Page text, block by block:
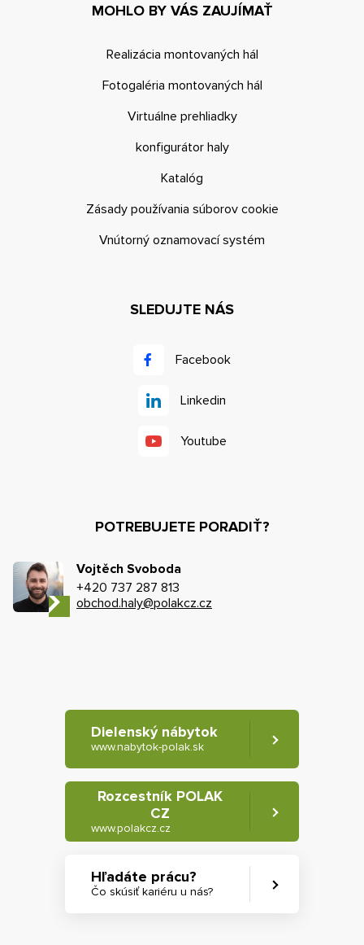
MOHLO BY VÁS ZAUJÍMAŤ
Realizácia montovaných hál
Fotogaléria montovaných hál
Virtuálne prehliadky
konfigurátor haly
Katalóg
Zásady používania súborov cookie
Vnútorný oznamovací systém
SLEDUJTE NÁS
Facebook
Linkedin
Youtube
POTREBUJETE PORADIŤ?
Vojtěch Svoboda
+420 737 287 813
obchod.haly@polakcz.cz
Dielenský nábytok
www.nabytok-polak.sk
Rozcestník POLAK
CZ
www.polakcz.cz
Hľadáte prácu?
Čo skúsiť kariéru u nás?